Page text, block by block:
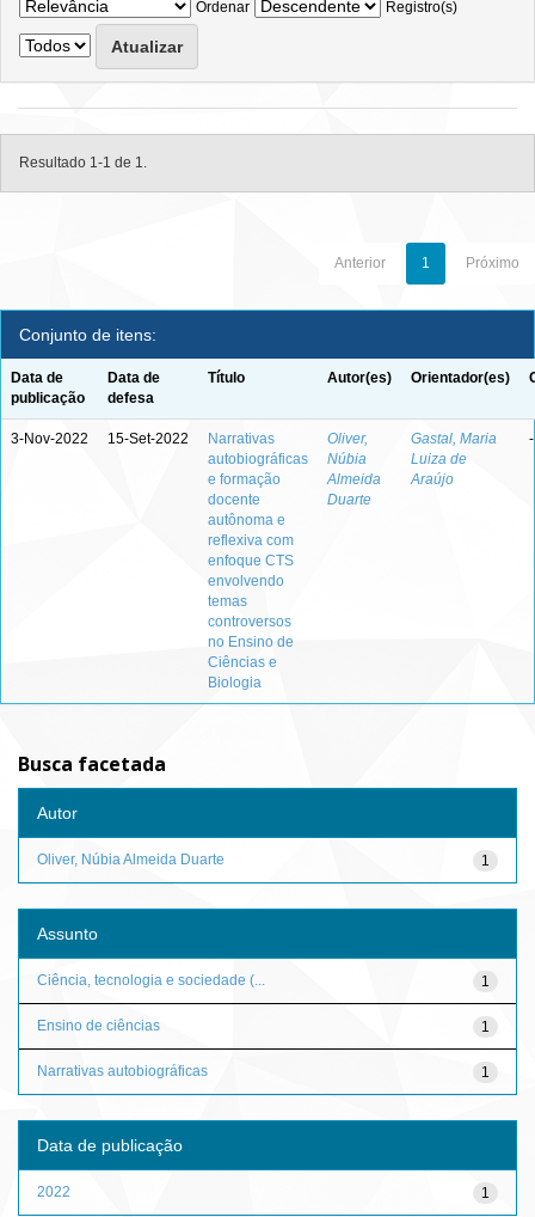
Ordenar
Registro(s)
Resultado 1-1 de 1.
Anterior 1 Próximo
Conjunto de itens:
Data de
publicação
Data de
defesa
Título Autor(es) Orientador(es)
3-Nov-2022 15-Set-2022
Narrativas
autobiográficas
e formação
docente
autônoma e
reflexiva com
enfoque CTS
envolvendo
temas
controversos
no Ensino de
Ciências e
Biologia
Oliver,
Núbia
Almeida
Duarte
Gastal, Maria
Luiza de
Araújo
-
Busca facetada
Autor
1
Oliver, Núbia Almeida Duarte
Assunto
1
Ciência, tecnologia e sociedade (...
1
Ensino de ciências
1
Narrativas autobiográficas
Data de publicação
1
2022